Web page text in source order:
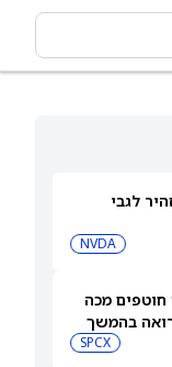
לגבי
NVDA
מכה
בהמשך
SPCX